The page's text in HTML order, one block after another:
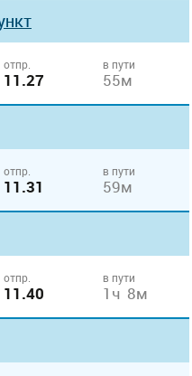
отпр.
11.27
в пути
55м
отпр.
11.31
в пути
59м
отпр.
11.40
в пути
1ч 8м